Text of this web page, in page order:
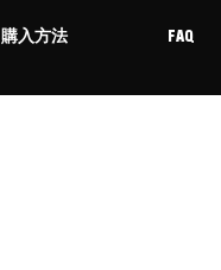
購入方法 FAQ